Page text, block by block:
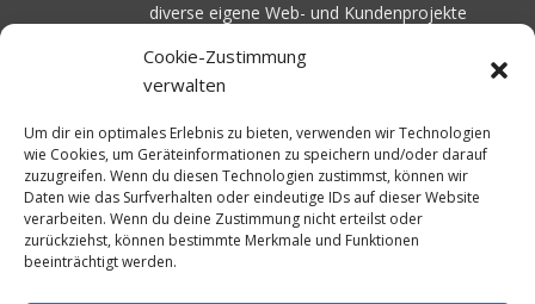
Cookie-Zustimmung
verwalten
Um dir ein optimales Erlebnis zu bieten, verwenden wir Technologien
wie Cookies, um Geräteinformationen zu speichern und/oder darauf
zuzugreifen. Wenn du diesen Technologien zustimmst, können wir
Daten wie das Surfverhalten oder eindeutige IDs auf dieser Website
verarbeiten. Wenn du deine Zustimmung nicht erteilst oder
zurückziehst, können bestimmte Merkmale und Funktionen
beeinträchtigt werden.
diverse eigene Web- und Kundenprojekte
schwierig ist gutes Webhosting zu finden: Bei
vielen Anbietern ärgert man sich über
Serverausfälleoder überlangsame
Ladezeiten. Deswegen habe ich im Mai 2016
angefangen, die bekanntesten Webhoster
systematisch zu testen und deren
Erreichbarkeit und Ladezeit für eine typische
Website basierend auf dem beliebten CMS-
System WordPress zu protokollieren. Auf